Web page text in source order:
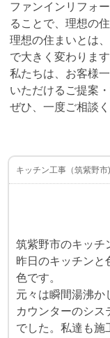
ファンインリフォ
ることで、理想の
理想の住まいとは
で大きく変わります
私たちは、お客様
いただけるご提案
ぜひ、一度ご相談く
キッチン工事（筑紫野市)
筑紫野市のキッチ
昨日のキッチンと
色です。
元々は瞬間湯沸か
カウンターのシス
でした。私達も施